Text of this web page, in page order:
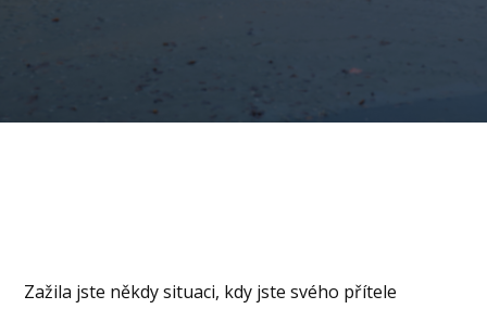
Zažila jste někdy situaci, kdy jste svého přítele